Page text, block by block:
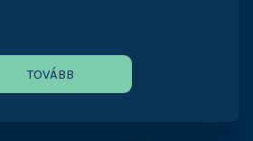
TOVÁBB